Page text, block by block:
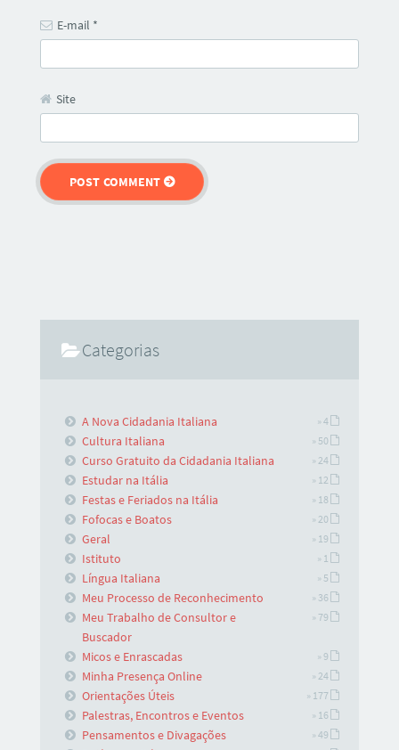
E-mail *
Site
Categorias
A Nova Cidadania Italiana » 4
Cultura Italiana » 50
Curso Gratuito da Cidadania Italiana » 24
Estudar na Itália » 12
Festas e Feriados na Itália » 18
Fofocas e Boatos » 20
Geral » 19
Istituto » 1
Língua Italiana » 5
Meu Processo de Reconhecimento » 36
Meu Trabalho de Consultor e
Buscador
» 79
Micos e Enrascadas » 9
Minha Presença Online » 24
Orientações Úteis » 177
Palestras, Encontros e Eventos » 16
Pensamentos e Divagações » 49